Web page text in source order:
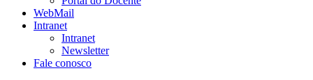
WebMail
Intranet
Intranet
Newsletter
Fale conosco